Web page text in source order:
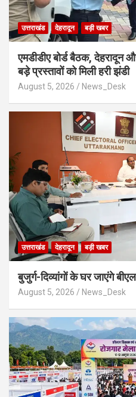
उत्तराखंड देहरादून बड़ी खबर
एमडीडीए बोर्ड बैठक, देहरादून
बड़े प्रस्तावों को मिली हरी झंडी
August 5, 2026 News_Desk
उत्तराखंड देहरादून बड़ी खबर
बुजुर्ग-दिव्यांगों के घर जाएंगे
August 5, 2026 News_Desk